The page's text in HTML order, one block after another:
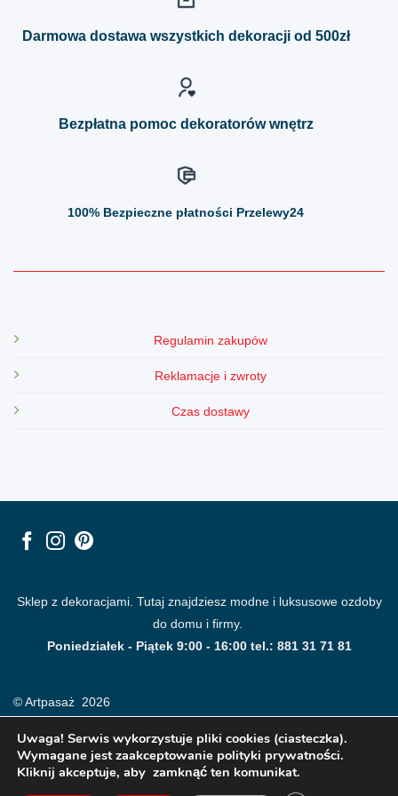
wybrać
wybrać
Darmowa dostawa wszystkich dekoracji od 500zł
Bezpłatna pomoc dekoratorów wnętrz
100% Bezpieczne płatności Przelewy24
Regulamin zakupów
Reklamacje i zwroty
Czas dostawy
Sklep z dekoracjami. Tutaj znajdziesz modne i luksusowe ozdoby
do domu i firmy.
Poniedziałek - Piątek 9:00 - 16:00 tel.: 881 31 71 81
© Artpasaż 2026
Uwaga! Serwis wykorzystuje pliki cookies (ciasteczka).
Wymagane jest zaakceptowanie polityki prywatności.
Kliknij akceptuje, aby zamknąć ten komunikat.